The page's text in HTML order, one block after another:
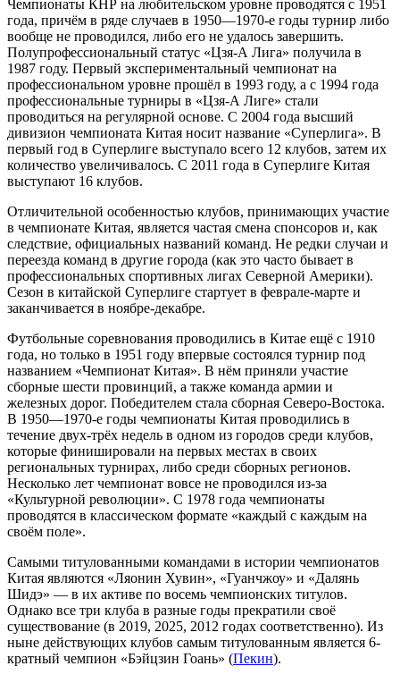
Чемпионаты КНР на любительском уровне проводятся с 1951
года, причём в ряде случаев в 1950—1970-е годы турнир либо
вообще не проводился, либо его не удалось завершить.
Полупрофессиональный статус «Цзя-А Лига» получила в
1987 году. Первый экспериментальный чемпионат на
профессиональном уровне прошёл в 1993 году, а с 1994 года
профессиональные турниры в «Цзя-А Лиге» стали
проводиться на регулярной основе. С 2004 года высший
дивизион чемпионата Китая носит название «Суперлига». В
первый год в Суперлиге выступало всего 12 клубов, затем их
количество увеличивалось. C 2011 года в Суперлиге Китая
выступают 16 клубов.
Отличительной особенностью клубов, принимающих участие
в чемпионате Китая, является частая смена спонсоров и, как
следствие, официальных названий команд. Не редки случаи и
переезда команд в другие города (как это часто бывает в
профессиональных спортивных лигах Северной Америки).
Сезон в китайской Суперлиге стартует в феврале-марте и
заканчивается в ноябре-декабре.
Футбольные соревнования проводились в Китае ещё с 1910
года, но только в 1951 году впервые состоялся турнир под
названием «Чемпионат Китая». В нём приняли участие
сборные шести провинций, а также команда армии и
железных дорог. Победителем стала сборная Северо-Востока.
В 1950—1970-е годы чемпионаты Китая проводились в
течение двух-трёх недель в одном из городов среди клубов,
которые финишировали на первых местах в своих
региональных турнирах, либо среди сборных регионов.
Несколько лет чемпионат вовсе не проводился из-за
«Культурной революции». С 1978 года чемпионаты
проводятся в классическом формате «каждый с каждым на
своём поле».
Самыми титулованными командами в истории чемпионатов
Китая являются «Ляонин Хувин», «Гуанчжоу» и «Далянь
Шидэ» — в их активе по восемь чемпионских титулов.
Однако все три клуба в разные годы прекратили своё
существование (в 2019, 2025, 2012 годах соответственно). Из
ныне действующих клубов самым титулованным является 6-
кратный чемпион «Бэйцзин Гоань» (Пекин).